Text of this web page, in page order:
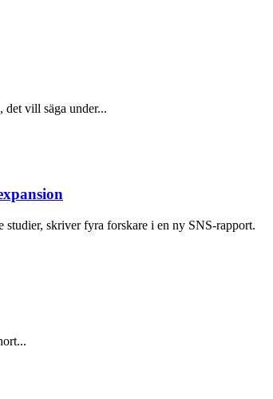
vill säga under...
skriver fyra forskare i en ny SNS-rapport.